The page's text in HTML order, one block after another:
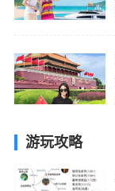
游玩攻略